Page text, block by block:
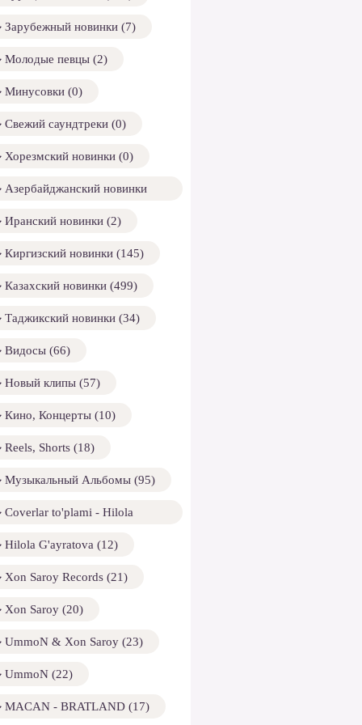
Зарубежный новинки (7)
Молодые певцы (2)
Минусовки (0)
Свежий саундтреки (0)
Хорезмский новинки (0)
Азербайджанский новинки
Иранский новинки (2)
Киргизский новинки (145)
Казахский новинки (499)
Таджикский новинки (34)
Видосы (66)
Новый клипы (57)
Кино, Концерты (10)
Reels, Shorts (18)
Музыкальный Альбомы (95)
Coverlar to'plami - Hilola
Hilola G'ayratova (12)
Xon Saroy Records (21)
Xon Saroy (20)
UmmoN & Xon Saroy (23)
UmmoN (22)
MACAN - BRATLAND (17)